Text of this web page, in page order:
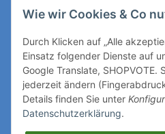
Mehr über
Ihre Zahlungsmöglichkeiten
Wie wir Cookies & Co
Durch Klicken auf „Alle
Einsatz folgender Dienste auf
Google Translate, SHOPVOTE.
jederzeit ändern
Details finden Sie unter
Datenschutzerklärung.